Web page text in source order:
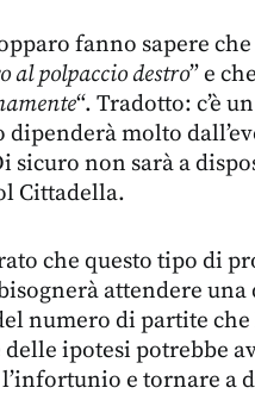
fanno sapere
al polpaccio destro” e
“. Tradotto: c’è
dipenderà molto
sicuro non sarà a
Cittadella.
che questo tipo di
attendere una
numero di partite
ipotesi potrebbe
e tornare a